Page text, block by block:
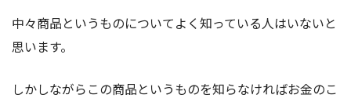
中々商品というものについてよく知っている人はいないと
思います。
しかしながらこの商品というものを知らなければお金のこ